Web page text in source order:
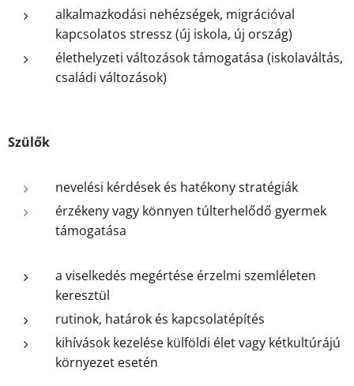
alkalmazkodási nehézségek, migrációval
kapcsolatos stressz (új iskola, új ország)
élethelyzeti változások támogatása (iskolaváltás,
családi változások)
Szülők
nevelési kérdések és hatékony stratégiák
érzékeny vagy könnyen túlterhelődő gyermek
támogatása
a viselkedés megértése érzelmi szemléleten
keresztül
rutinok, határok és kapcsolatépítés
kihívások kezelése külföldi élet vagy kétkultúrájú
környezet esetén